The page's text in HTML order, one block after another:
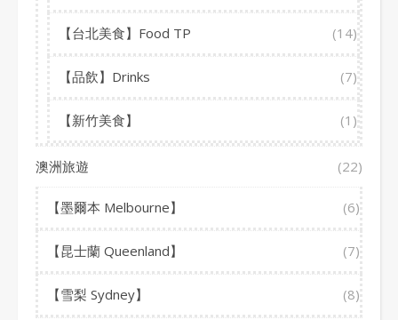
【台北美食】Food TP (14)
【品飲】Drinks (7)
【新竹美食】 (1)
澳洲旅遊 (22)
【墨爾本 Melbourne】 (6)
【昆士蘭 Queenland】 (7)
【雪梨 Sydney】 (8)